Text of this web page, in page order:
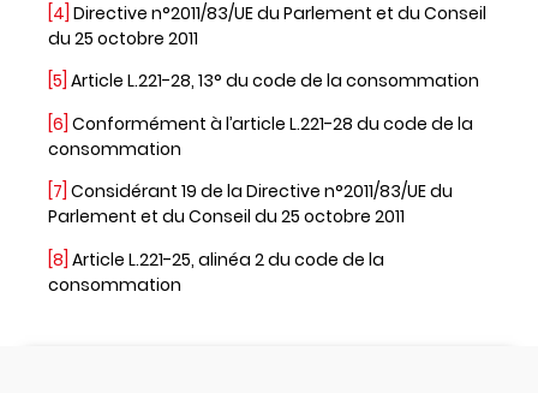
[4] Directive n°2011/83/UE du Parlement et du Conseil
du 25 octobre 2011
[5] Article L.221-28, 13° du code de la consommation
[6] Conformément à l’article L.221-28 du code de la
consommation
[7] Considérant 19 de la Directive n°2011/83/UE du
Parlement et du Conseil du 25 octobre 2011
[8] Article L.221-25, alinéa 2 du code de la
consommation